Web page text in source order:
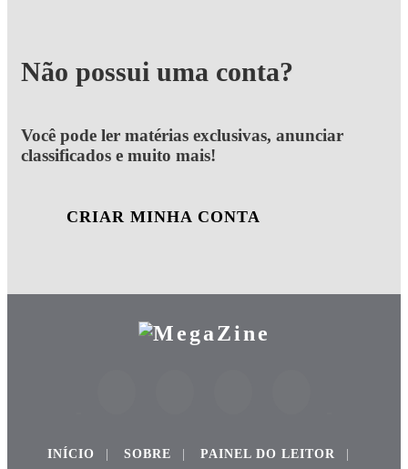
Não possui uma conta?
Você pode ler matérias exclusivas, anunciar
classificados e muito mais!
CRIAR MINHA CONTA
INÍCIO | SOBRE | PAINEL DO LEITOR |